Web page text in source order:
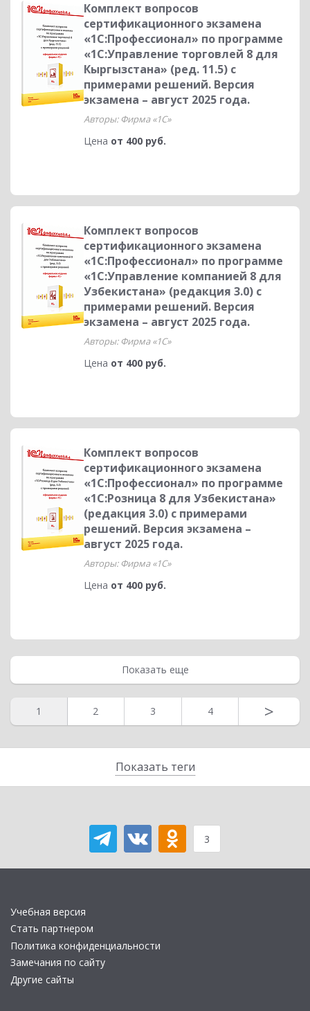
Показать теги
Комплект вопросов
сертификационного экзамена
«1С:Профессионал» по программе
«1С:Управление торговлей 8 для
Кыргызстана» (ред. 11.5) с
примерами решений. Версия
экзамена – август 2025 года.
Авторы: Фирма «1С»
Цена от 400 руб.
Комплект вопросов
сертификационного экзамена
«1С:Профессионал» по программе
«1С:Управление компанией 8 для
Узбекистана» (редакция 3.0) с
примерами решений. Версия
экзамена – август 2025 года.
Авторы: Фирма «1С»
Цена от 400 руб.
Комплект вопросов
сертификационного экзамена
«1С:Профессионал» по программе
«1С:Розница 8 для Узбекистана»
(редакция 3.0) с примерами
решений. Версия экзамена –
август 2025 года.
Авторы: Фирма «1С»
Цена от 400 руб.
Показать еще
1 2 3 4 >
3
Учебная версия
Стать партнером
Политика конфиденциальности
Замечания по сайту
Другие сайты